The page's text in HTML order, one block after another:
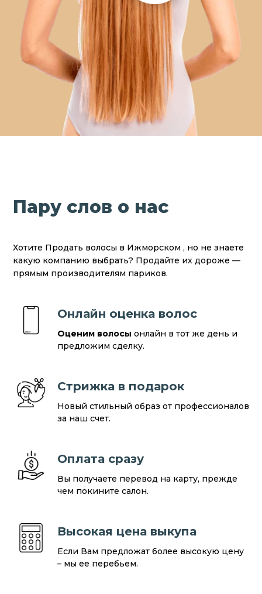
Пару слов о нас
Хотите Продать волосы в Ижморском , но не знаете
какую компанию выбрать? Продайте их дороже —
прямым производителям париков.
Онлайн оценка волос
Оценим волосы онлайн в тот же день и
предложим сделку.
Стрижка в подарок
Новый стильный образ от профессионалов
за наш счет.
Оплата сразу
Вы получаете перевод на карту, прежде
чем покините салон.
Высокая цена выкупа
Если Вам предложат более высокую цену
– мы ее перебьем.